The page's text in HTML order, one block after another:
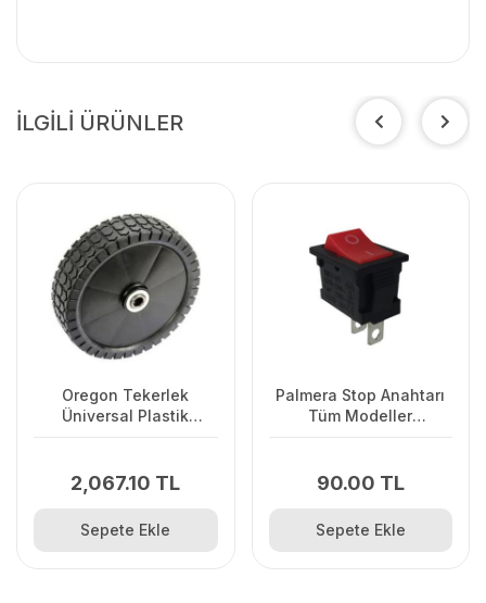
İLGİLİ ÜRÜNLER
Oregon Tekerlek
Üniversal Plastik
2,067.10 TL
Sepete Ekle
Palmera Stop Anahtarı
Tüm Modeller
90.00 TL
Sepete Ekle